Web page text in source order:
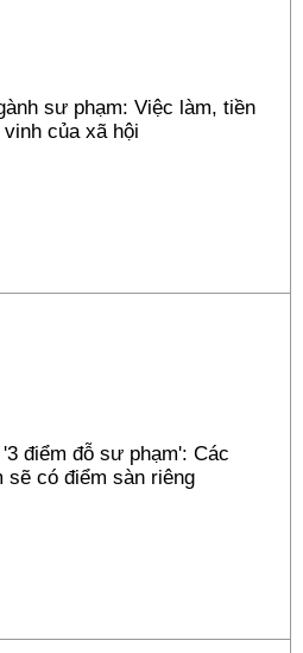
sư phạm: Việc làm, tiền
của xã hội
điểm đỗ sư phạm': Các
có điểm sàn riêng